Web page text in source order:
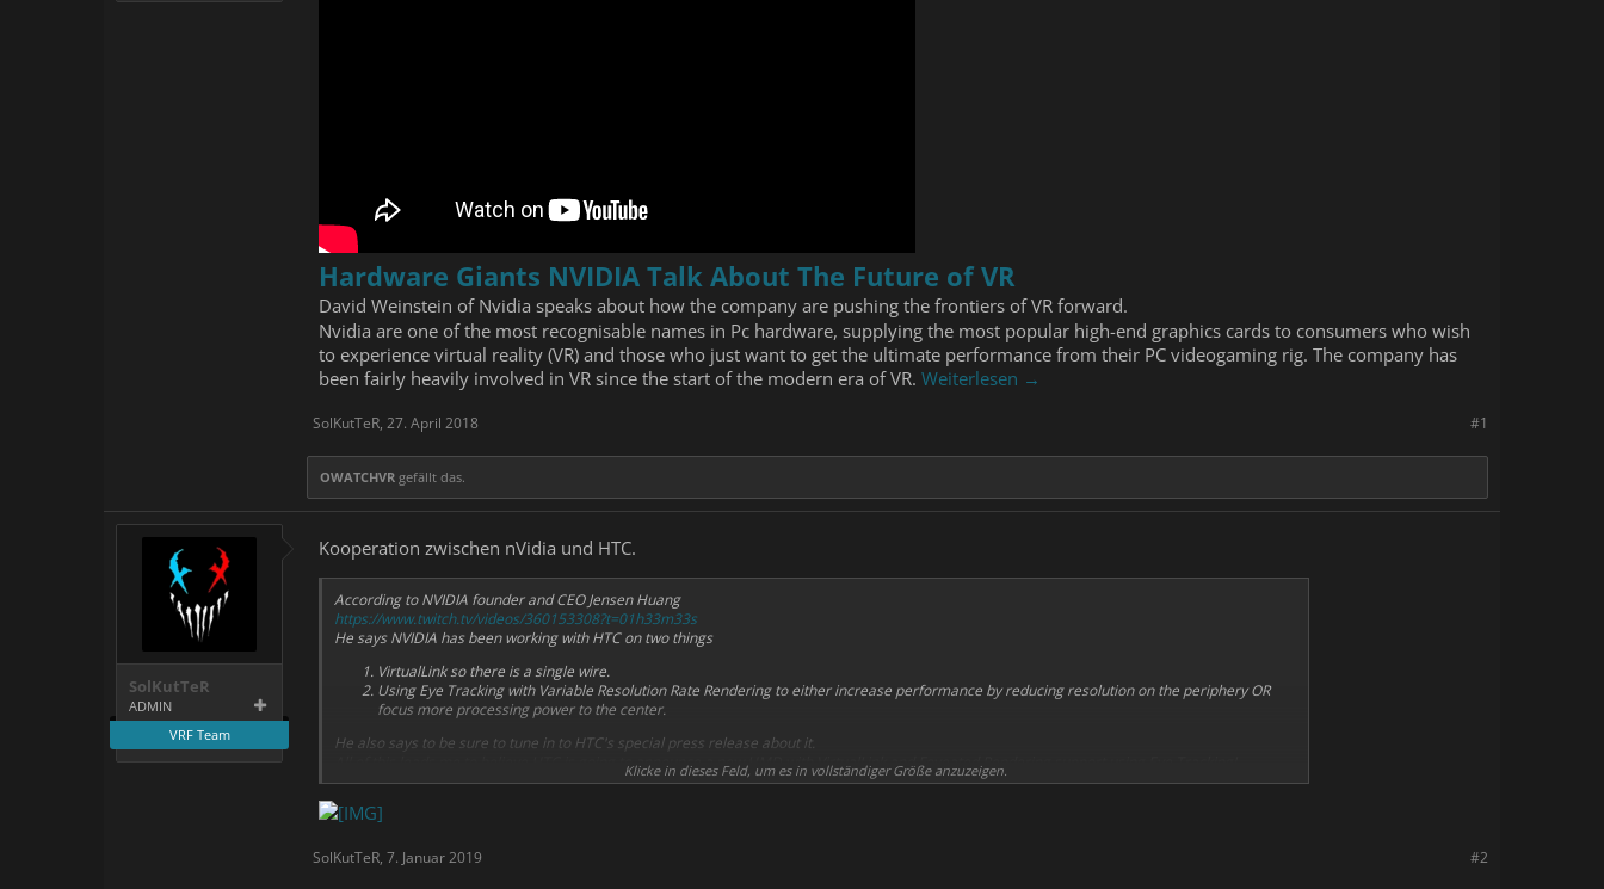
Hardware Giants NVIDIA Talk About The Future of VR
David Weinstein of Nvidia speaks about how the company are pushing the frontiers of VR forward.
Nvidia are one of the most recognisable names in Pc hardware, supplying the most popular high-end graphics cards to consumers who wish
to experience virtual reality (VR) and those who just want to get the ultimate performance from their PC videogaming rig. The company has
been fairly heavily involved in VR since the start of the modern era of VR. Weiterlesen →
#1
SolKutTeR, 27. April 2018
OWATCHVR gefällt das.
SolKutTeR
ADMIN
VRF Team
Kooperation zwischen nVidia und HTC.
According to NVIDIA founder and CEO Jensen Huang
https://www.twitch.tv/videos/360153308?t=01h33m33s
He says NVIDIA has been working with HTC on two things
VirtualLink so there is a single wire.
Using Eye Tracking with Variable Resolution Rate Rendering to either increase performance by reducing resolution on the periphery OR
focus more processing power to the center.
He also says to be sure to tune in to HTC's special press release about it.
All of this leads me to believe HTC is going to announce a new HMD with VirtualLink and Foveated Rendering support using Eye Tracking!
In any case, looks like only a few more hours to find out!
Klicke in dieses Feld, um es in vollständiger Größe anzuzeigen.
#2
SolKutTeR, 7. Januar 2019